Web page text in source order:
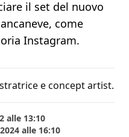
il set del nuovo
come
Instagram.
e concept artist.
alle 13:10
alle 16:10